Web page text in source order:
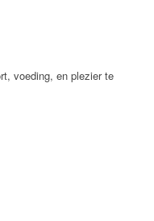
voeding, en plezier te